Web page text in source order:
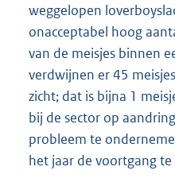
weggelopen
onacceptabel hoog
van de meisjes binnen
verdwijnen er 45
zicht; dat is bijna 1
bij de sector op
probleem te
het jaar de voortgang